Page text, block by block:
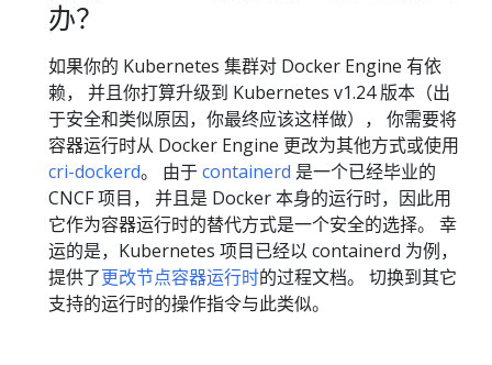
办？
如果你的 Kubernetes 集群对 Docker Engine 有依
赖， 并且你打算升级到 Kubernetes v1.24 版本（出
于安全和类似原因，你最终应该这样做）， 你需要将
容器运行时从 Docker Engine 更改为其他方式或使用
cri-dockerd。 由于containerd 是一个已经毕业的
CNCF 项目， 并且是 Docker 本身的运行时，因此用
它作为容器运行时的替代方式是一个安全的选择。 幸
运的是，Kubernetes 项目已经以 containerd 为例，
提供了更改节点容器运行时的过程文档。 切换到其它
支持的运行时的操作指令与此类似。